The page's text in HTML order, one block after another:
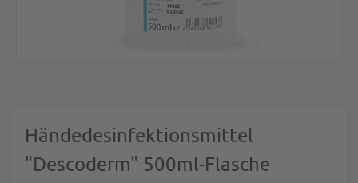
Händedesinfektionsmittel
"Descoderm" 500ml-Flasche